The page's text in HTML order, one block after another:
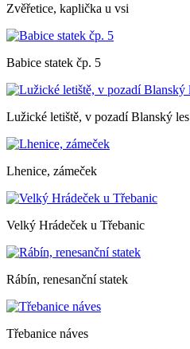
Zvěřetice, kaplička u vsi
Babice statek čp. 5
Lužické letiště, v pozadí Blanský les
Lhenice, zámeček
Velký Hrádeček u Třebanic
Rábín, renesanční statek
Třebanice náves